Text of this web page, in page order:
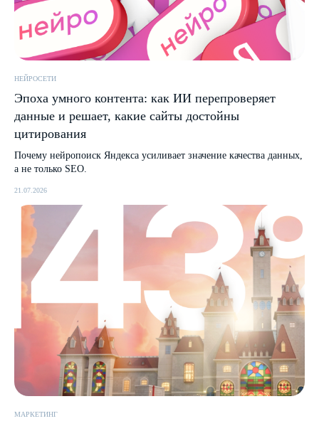
НЕЙРОСЕТИ
Эпоха умного контента: как ИИ перепроверяет
данные и решает, какие сайты достойны
цитирования
Почему нейропоиск Яндекса усиливает значение качества данных,
а не только SEO.
21.07.2026
МАРКЕТИНГ